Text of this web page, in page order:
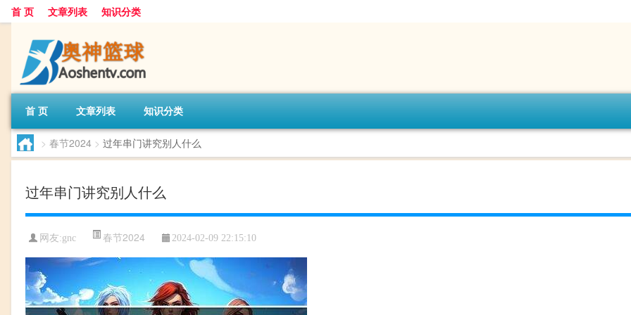
首 页 文章列表 知识分类
首 页 文章列表 知识分类
> 春节2024 > 过年串门讲究别人什么
过年串门讲究别人什么
网友:gnc 春节2024 2024-02-09 22:15:10